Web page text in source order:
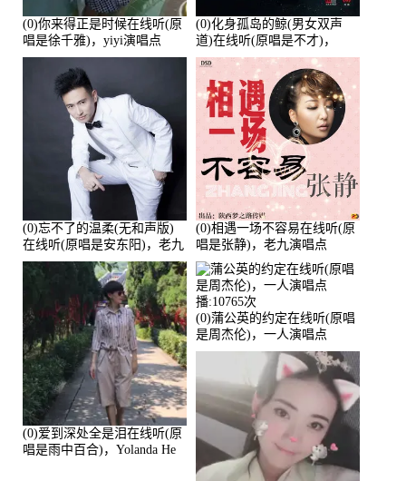
(0)你来得正是时候在线听(原
唱是徐千雅)，yiyi演唱点
播:21991次
(0)化身孤岛的鲸(男女双声
道)在线听(原唱是不才)，
HGBai演唱点播:19428次
(0)忘不了的温柔(无和声版)
在线听(原唱是安东阳)，老九
演唱点播:17392次
(0)相遇一场不容易在线听(原
唱是张静)，老九演唱点
播:11453次
(0)爱到深处全是泪在线听(原
唱是雨中百合)，Yolanda He
(0)蒲公英的约定在线听(原唱
是周杰伦)，一人演唱点
播:10765次